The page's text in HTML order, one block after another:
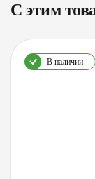
С этим
В наличии